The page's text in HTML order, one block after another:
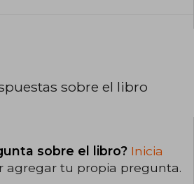
sobre el libro
sobre el libro? Inicia
agregar tu propia pregunta.